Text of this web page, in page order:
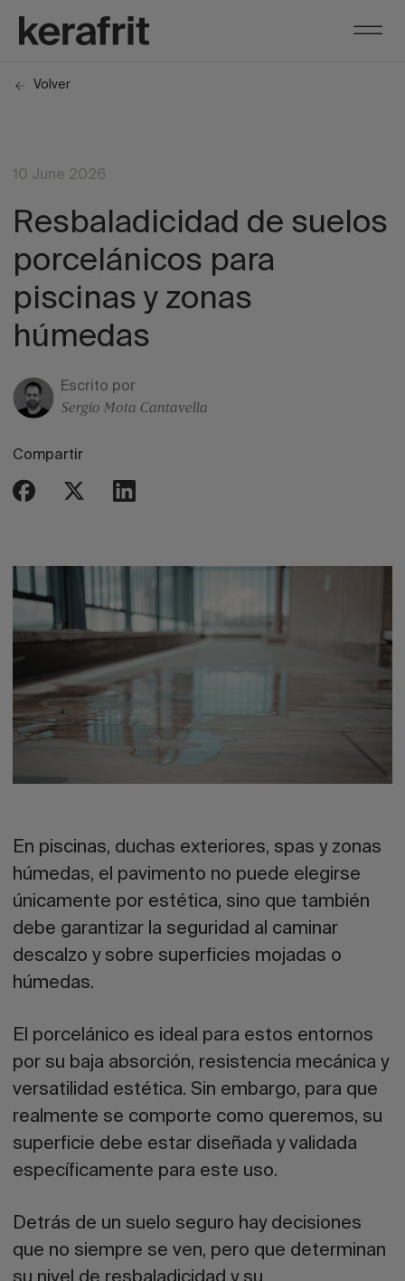
Volver
10 June 2026
Resbaladicidad de suelos
porcelánicos para
piscinas y zonas
húmedas
Escrito por
Sergio Mota Cantavella
Compartir
En piscinas, duchas exteriores, spas y zonas
húmedas, el pavimento no puede elegirse
únicamente por estética, sino que también
debe garantizar la seguridad al caminar
descalzo y sobre superficies mojadas o
húmedas.
El porcelánico es ideal para estos entornos
por su baja absorción, resistencia mecánica y
versatilidad estética. Sin embargo, para que
realmente se comporte como queremos, su
superficie debe estar diseñada y validada
específicamente para este uso.
Detrás de un suelo seguro hay decisiones
que no siempre se ven, pero que determinan